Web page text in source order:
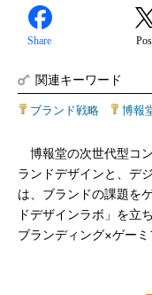
Share
関連キーワード
ブランド戦略 博報
博報堂の次世代型コ
ランドデザインと、デ
は、ブランドの課題を
ドデザインラボ」を立
ブランディング×ゲーミ